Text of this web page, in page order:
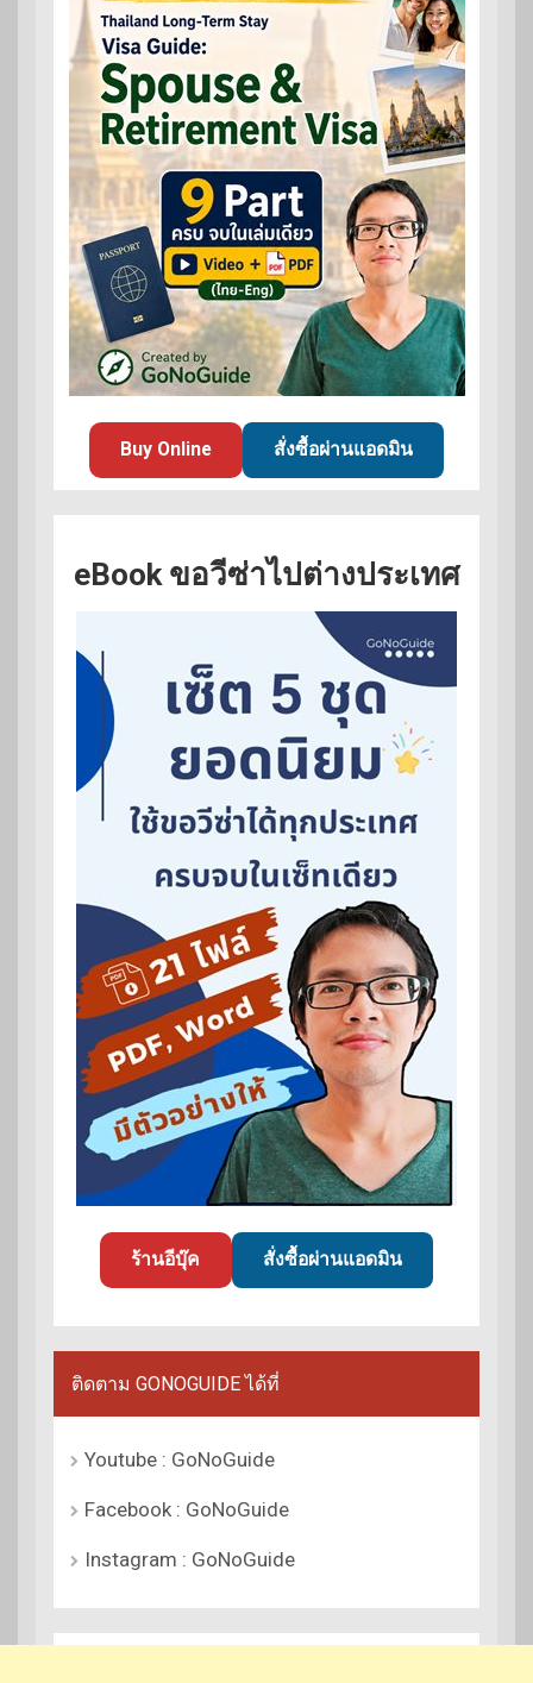
Buy Online สั่งซื้อผ่านแอดมิน
eBook ขอวีซ่าไปต่างประเทศ
ร้านอีบุ๊ค สั่งซื้อผ่านแอดมิน
ติดตาม GONOGUIDE ได้ที่
Youtube : GoNoGuide
Facebook : GoNoGuide
Instagram : GoNoGuide